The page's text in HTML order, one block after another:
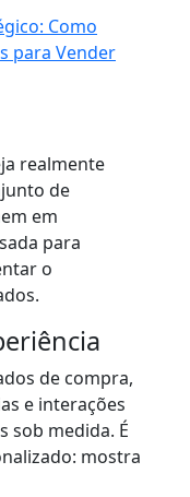
Como
para Vender
realmente
de
em
para
o
de compra,
e interações
sob medida. É
mostra